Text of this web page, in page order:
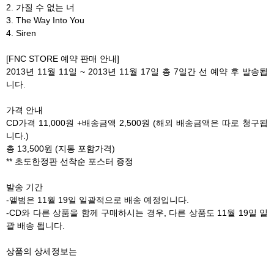
2. 가질 수 없는 너
3. The Way Into You
4. Siren
[FNC STORE 예약 판매 안내]
2013년 11월 11일 ~ 2013년 11월 17일 총 7일간 선 예약 후 발송됩
니다.
가격 안내
CD가격 11,000원 +배송금액 2,500원 (해외 배송금액은 따로 청구됩
니다.)
총 13,500원 (지통 포함가격)
** 초도한정판 선착순 포스터 증정
발송 기간
-앨범은 11월 19일 일괄적으로 배송 예정입니다.
-CD와 다른 상품을 함께 구매하시는 경우, 다른 상품도 11월 19일 일
괄 배송 됩니다.
상품의 상세정보는